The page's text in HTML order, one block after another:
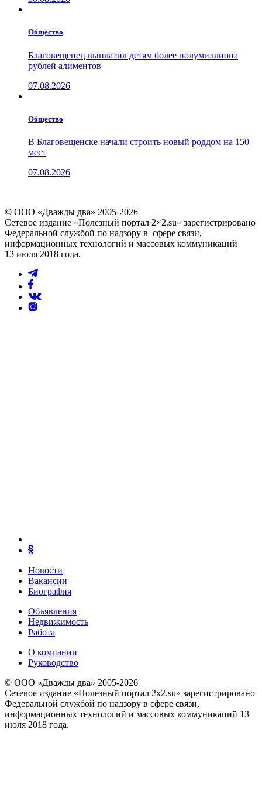
Общество
Благовещенец выплатил детям более полумиллиона
рублей алиментов
07.08.2026
Общество
В Благовещенске начали строить новый роддом на 150
мест
07.08.2026
© ООО «Дважды два» 2005-2026
Сетевое издание «Полезный портал 2×2.su» зарегистрировано
Федеральной службой по надзору в сфере связи,
информационных технологий и массовых коммуникаций
13 июля 2018 года.
Новости
Вакансии
Биография
Объявления
Недвижимость
Работа
О компании
Руководство
© ООО «Дважды два» 2005-2026
Сетевое издание «Полезный портал 2x2.su» зарегистрировано
Федеральной службой по надзору в сфере связи,
информационных технологий и массовых коммуникаций 13
июля 2018 года.